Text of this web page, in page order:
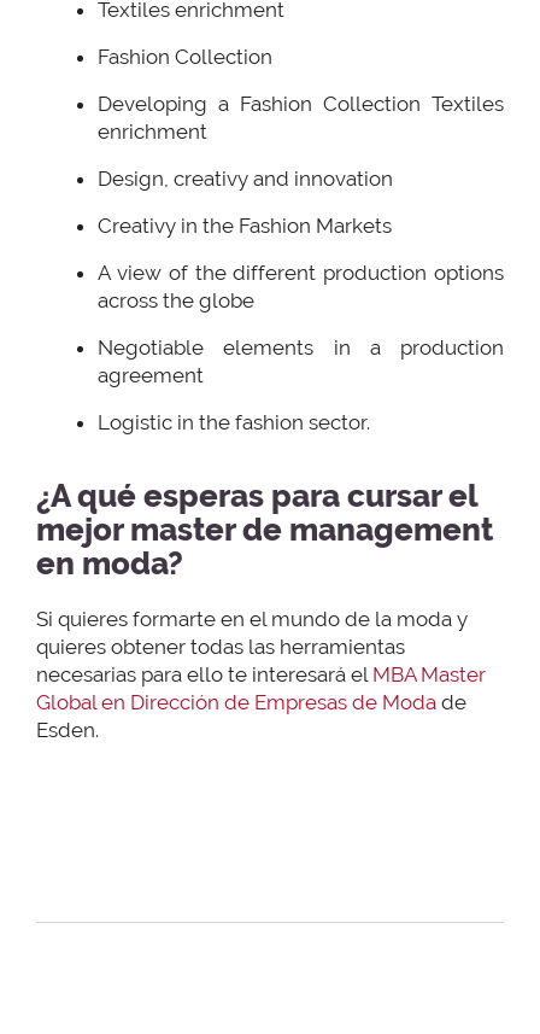
Textiles enrichment
Fashion Collection
Developing a Fashion Collection Textiles
enrichment
Design, creativy and innovation
Creativy in the Fashion Markets
A view of the different production options
across the globe
Negotiable elements in a production
agreement
Logistic in the fashion sector.
¿A qué esperas para cursar el
mejormasterde management
en moda?
Si quieres formarte en el mundo de la moda y
quieres obtener todas las herramientas
necesarias para ello te interesará el MBA Master
Global en Dirección de Empresas de Moda de
Esden.